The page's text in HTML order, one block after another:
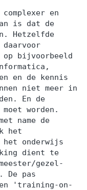
verzorgen
en
centraal in
uiteenlopende
omgeving
de training
Uw
en ex-
ervaring de
en
bijbrengen.
in
en
is dat de
Hetzelfde
op bijvoorbeeld
en de kennis
niet meer in
En de
worden.
name de
het
onderwijs
dient te
gezel-
De pas
'training-on-